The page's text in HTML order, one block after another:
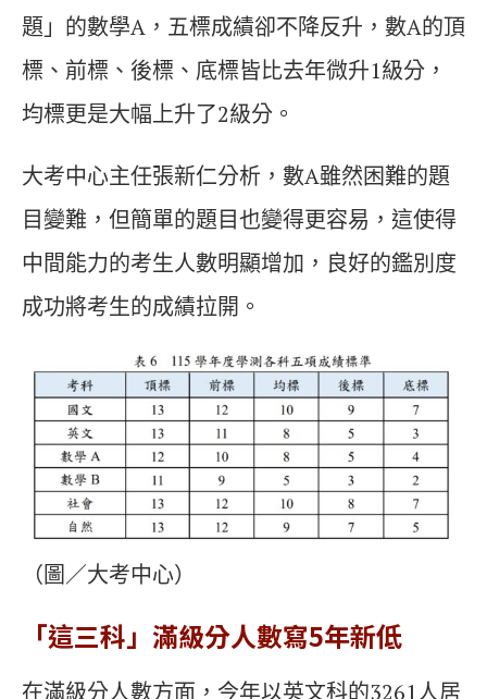
題」的數學A，五標成績卻不降反升，數A的頂
標、前標、後標、底標皆比去年微升1級分，
均標更是大幅上升了2級分。
大考中心主任張新仁分析，數A雖然困難的題
目變難，但簡單的題目也變得更容易，這使得
中間能力的考生人數明顯增加，良好的鑑別度
成功將考生的成績拉開。
（圖／大考中心）
「這三科」滿級分人數寫5年新低
在滿級分人數方面，今年以英文科的3261人居